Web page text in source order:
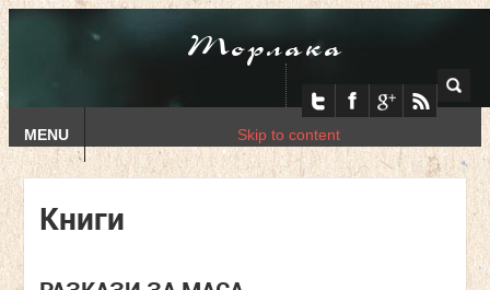
Торлака
MENU Skip to content
Книги